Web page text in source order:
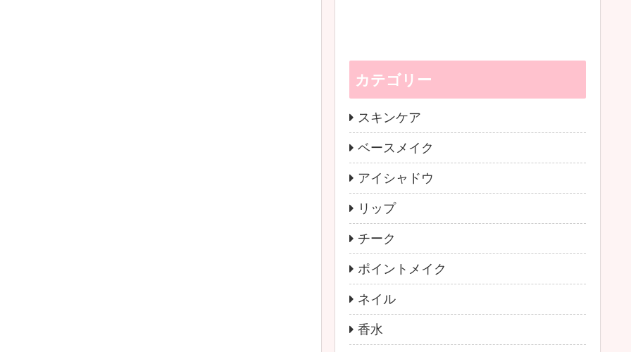
カテゴリー
スキンケア
ベースメイク
アイシャドウ
リップ
チーク
ポイントメイク
ネイル
香水